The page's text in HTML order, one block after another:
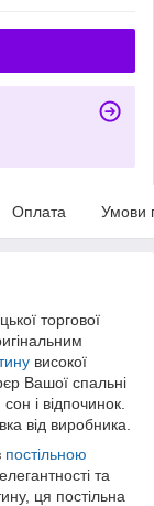
Оплата Умови
торгової
високої
Вашої спальні
і відпочинок.
від виробника.
постільною
та
ця постільна